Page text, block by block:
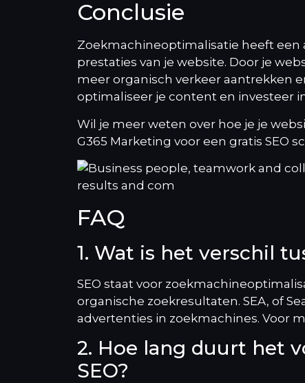
Conclusie
Zoekmachineoptimalisatie heeft een
prestaties van je website. Door je
meer organisch verkeer aantrekken
optimaliseer je content en investeer
Wil je meer weten over hoe je je
G365 Marketing voor een gratis SEO
FAQ
1. Wat is het verschil
SEO staat voor
organische zoekresultaten. SEA, of
advertenties in zoekmachines. Voor
2. Hoe lang duurt het
SEO?